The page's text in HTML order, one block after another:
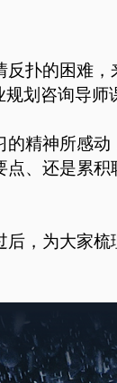
扑的困难，
划咨询导师
精神所感
、还是累
，为大家